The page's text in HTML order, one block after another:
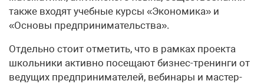
также входят учебные курсы «Экономика» и
«Основы предпринимательства».
Отдельно стоит отметить, что в рамках проекта
школьники активно посещают бизнес-тренинги от
ведущих предпринимателей, вебинары и мастер-